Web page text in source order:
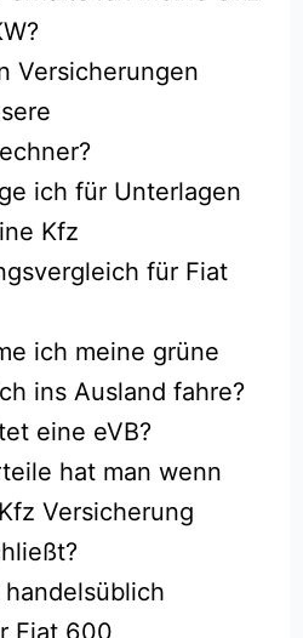
Versicherungen
ich für Unterlagen
Kfz
für Fiat
ich meine grüne
ins Ausland fahre?
eine eVB?
hat man wenn
Versicherung
Fiat 600